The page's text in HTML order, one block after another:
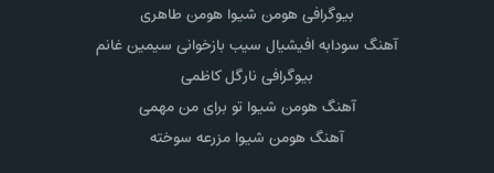
بیوگرافی هومن شیوا هومن طاهری
آهنگ سودابه افیشیال سیب بازخوانی سیمین غانم
بیوگرافی نارگل کاظمی
آهنگ هومن شیوا تو برای من مهمی
آهنگ هومن شیوا مزرعه سوخته